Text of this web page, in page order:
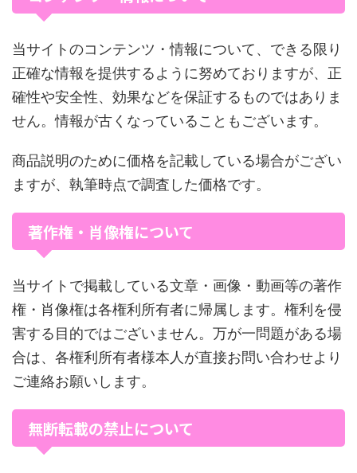
当サイトのコンテンツ・情報について、できる限り
正確な情報を提供するように努めておりますが、正
確性や安全性、効果などを保証するものではありま
せん。情報が古くなっていることもございます。
商品説明のために価格を記載している場合がござい
ますが、執筆時点で調査した価格です。
著作権・肖像権について
当サイトで掲載している文章・画像・動画等の著作
権・肖像権は各権利所有者に帰属します。権利を侵
害する目的ではございません。万が一問題がある場
合は、各権利所有者様本人が直接お問い合わせより
ご連絡お願いします。
無断転載の禁止について